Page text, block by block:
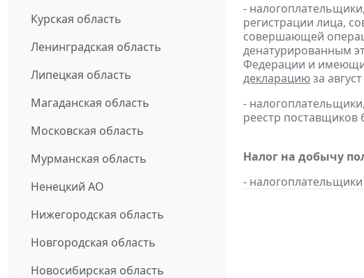
Курская область
Ленинградская область
Липецкая область
Магаданская область
Московская область
Мурманская область
Ненецкий АО
Нижегородская область
Новгородская область
Новосибирская область
-
регистрации лица,
совершающей
денатурированным
Федерации и
декларациюза
-
реестр поставщиков
Налог на добычу
- налогоплательщики